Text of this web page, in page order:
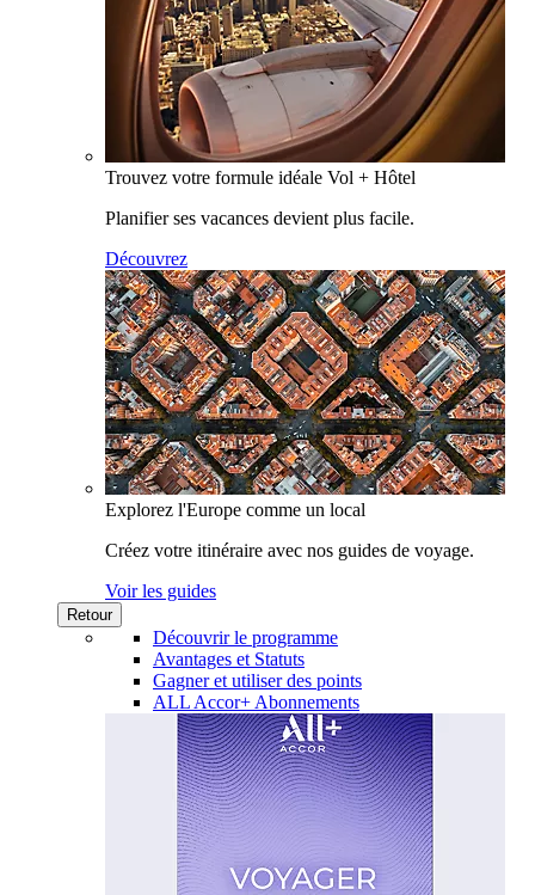
Trouvez votre formule idéale Vol + Hôtel
Planifier ses vacances devient plus facile.
Découvrez
Explorez l'Europe comme un local
Créez votre itinéraire avec nos guides de voyage.
Voir les guides
Retour
Découvrir le programme
Avantages et Statuts
Gagner et utiliser des points
ALL Accor+ Abonnements